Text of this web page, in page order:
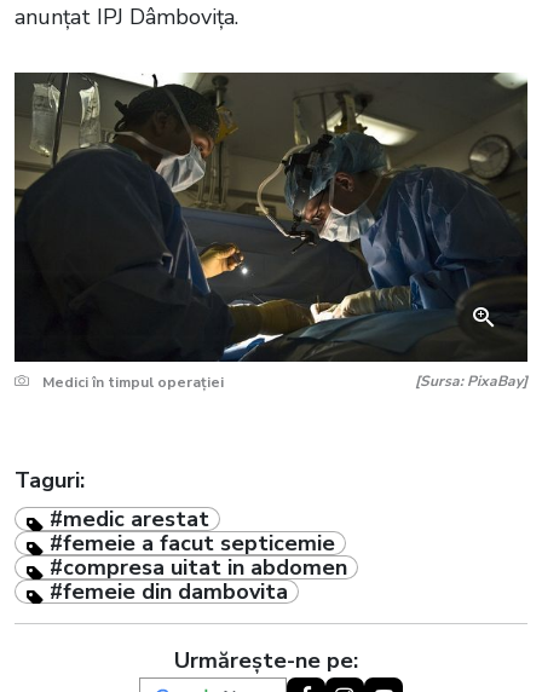
anunţat IPJ Dâmboviţa.
Medici în timpul operației [Sursa: PixaBay]
Taguri:
#medic arestat
#femeie a facut septicemie
#compresa uitat in abdomen
#femeie din dambovita
Urmărește-ne pe: